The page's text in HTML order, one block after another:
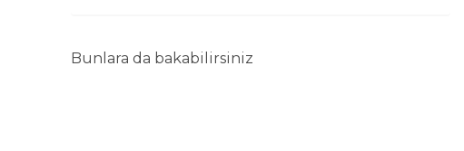
Bunlara da bakabilirsiniz